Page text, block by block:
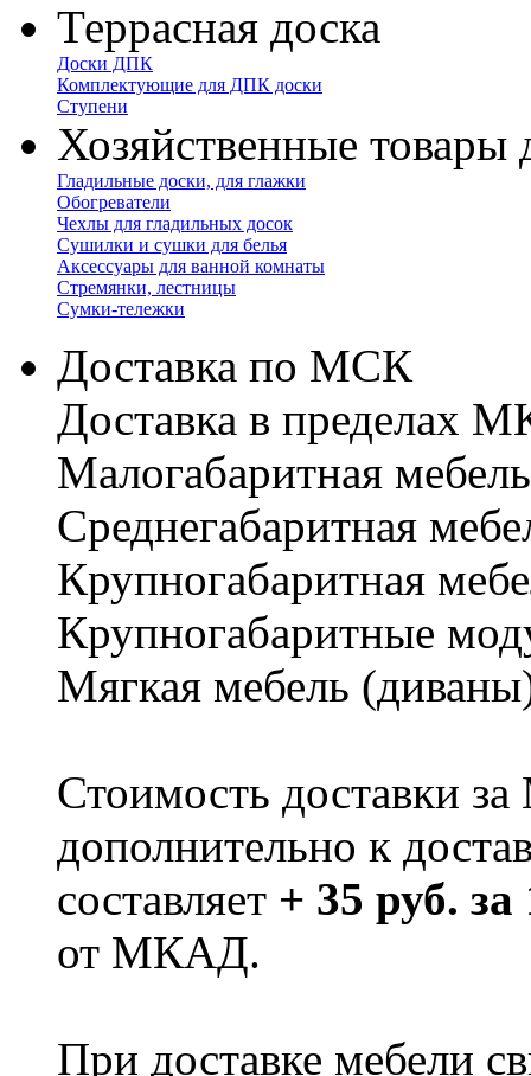
Террасная доска
Доски ДПК
Комплектующие для ДПК доски
Ступени
Хозяйственные товары
Гладильные доски, для глажки
Обогреватели
Чехлы для гладильных досок
Сушилки и сушки для белья
Аксессуары для ванной комнаты
Стремянки, лестницы
Сумки-тележки
Доставка по МСК
Доставка в пределах
Малогабаритная
Cреднегабаритная
Крупногабаритная
Крупногабаритные
Мягкая мебель
Стоимость доставки
дополнительно к
составляет + 35 руб.
от МКАД.
При доставке мебели